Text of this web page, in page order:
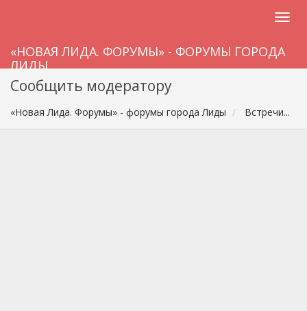
«НОВАЯ ЛИДА. ФОРУМЫ» - ФОРУМЫ ГОРОДА
ЛИДЫ
Сообщить модератору
«Новая Лида. Форумы» - форумы города Лиды Встречи...